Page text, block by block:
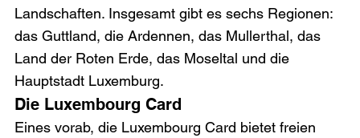
Landschaften. Insgesamt gibt es sechs Regionen:
das Guttland, die Ardennen, das Mullerthal, das
Land der Roten Erde, das Moseltal und die
Hauptstadt Luxemburg.
Die Luxembourg Card
Eines vorab, die Luxembourg Card bietet freien